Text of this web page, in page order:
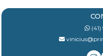
(41)